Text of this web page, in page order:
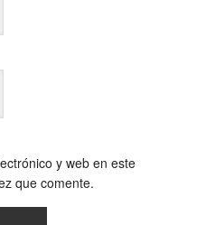
y web en este
que comente.